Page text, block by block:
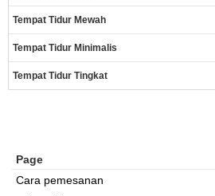
Tempat Tidur Mewah
Tempat Tidur Minimalis
Tempat Tidur Tingkat
Page
Cara pemesanan